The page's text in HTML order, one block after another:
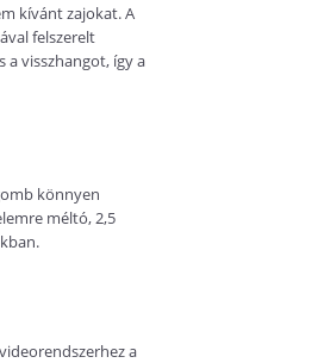
kívánt zajokat. A
felszerelt
visszhangot, így a
könnyen
méltó, 2,5
a